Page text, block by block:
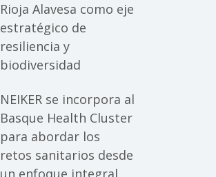
Rioja Alavesa como eje
estratégico de
resiliencia y
biodiversidad
NEIKER se incorpora al
Basque Health Cluster
para abordar los
retos sanitarios desde
un enfoque integral